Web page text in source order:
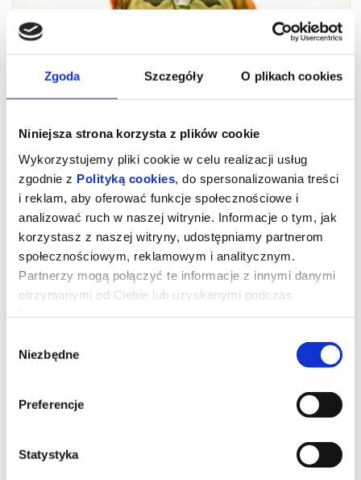
Zgoda Szczegóły O plikach cookies
Niniejsza strona korzysta z plików cookie
Wykorzystujemy pliki cookie w celu realizacji usług
zgodnie z Polityką cookies , do spersonalizowania treści
i reklam, aby oferować funkcje społecznościowe i
analizować ruch w naszej witrynie. Informacje o tym, jak
korzystasz z naszej witryny, udostępniamy partnerom
społecznościowym, reklamowym i analitycznym.
Partnerzy mogą połączyć te informacje z innymi danymi
otrzymanymi od Ciebie lub uzyskanymi podczas
zgody
Niezbędne
Preferencje
Statystyka
Straszny film_napisy
Dwadzieścia sześć lat po tym, jak udało im się uciec przed
serii STRASZNYCH FILMÓW znów znalazła się na celowniku
mordercy i żadna seria horrorów nie jest bezpieczna.